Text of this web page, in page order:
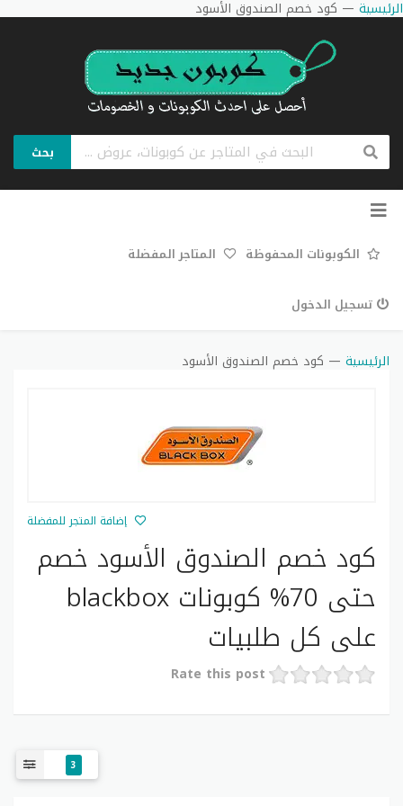
الرئيسية — كود خصم الصندوق الأسود
بحث
تخطي
الكوبونات المحفوظة المتاجر المفضلة
تسجيل الدخول
الرئيسية — كود خصم الصندوق الأسود
إضافة المتجر للمفضلة
كود خصم الصندوق الأسود خصم
حتى 70% كوبونات blackbox
على كل طلبيات
Rate this post
تسوق الأن الأجهزة المنزلية والإلكترونيات في السعودية
المتجر في عام 2001 لتزويد العملاء بتجربة تسوق ممتع
لشراء للإلكترونيات الاستهلاكية والأجهزة المنزلية.3